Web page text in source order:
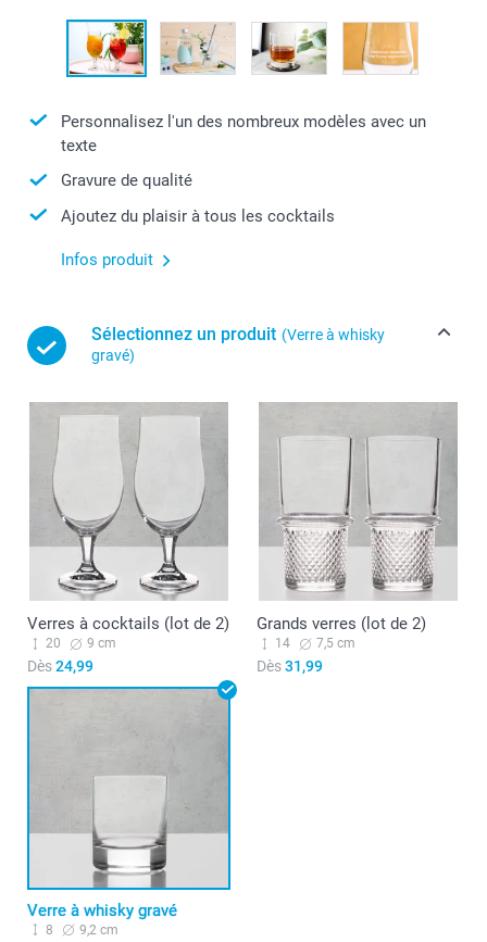
Personnalisez l'un des nombreux modèles avec un
texte
Gravure de qualité
Ajoutez du plaisir à tous les cocktails
Infos produit
Sélectionnez un produit (Verre à whisky
gravé)
Verres à cocktails (lot de 2)
20 9 cm
Dès24,99
Grands verres (lot de 2)
14 7,5 cm
Dès31,99
Verre à whisky gravé
8 9,2 cm